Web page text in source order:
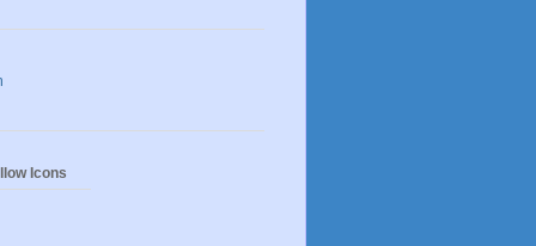
Icons